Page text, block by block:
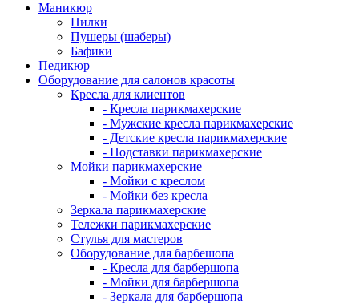
Маникюр
Пилки
Пушеры (шаберы)
Бафики
Педикюр
Оборудование для салонов красоты
Кресла для клиентов
- Кресла парикмахерские
- Мужские кресла парикмахерские
- Детские кресла парикмахерские
- Подставки парикмахерские
Мойки парикмахерские
- Мойки с креслом
- Мойки без кресла
Зеркала парикмахерские
Тележки парикмахерские
Стулья для мастеров
Оборудование для барбешопа
- Кресла для барбершопа
- Мойки для барбершопа
- Зеркала для барбершопа